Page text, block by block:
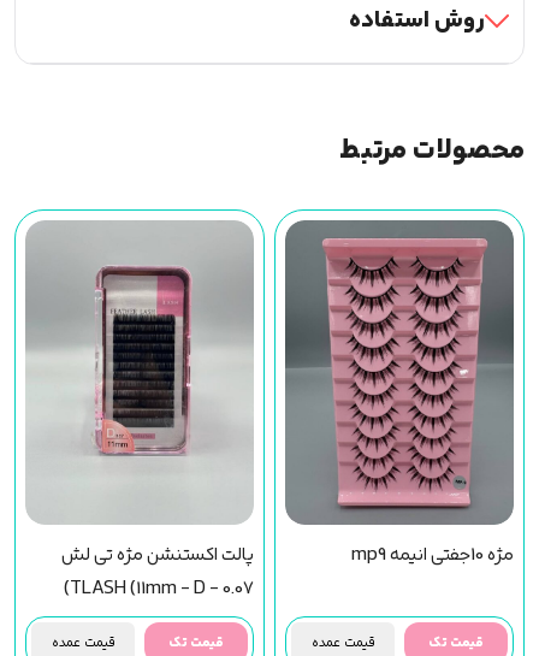
روش استفاده
محصولات مرتبط
مژه 10جفتی انیمه mp9
قیمت تک قیمت عمده
پالت اکستنشن مژه تی لش
TLASH (11mm - D - 0.07)
قیمت تک قیمت عمده